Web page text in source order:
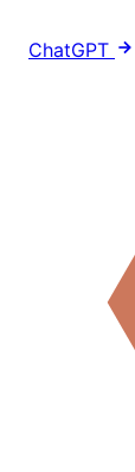
ChatGPT